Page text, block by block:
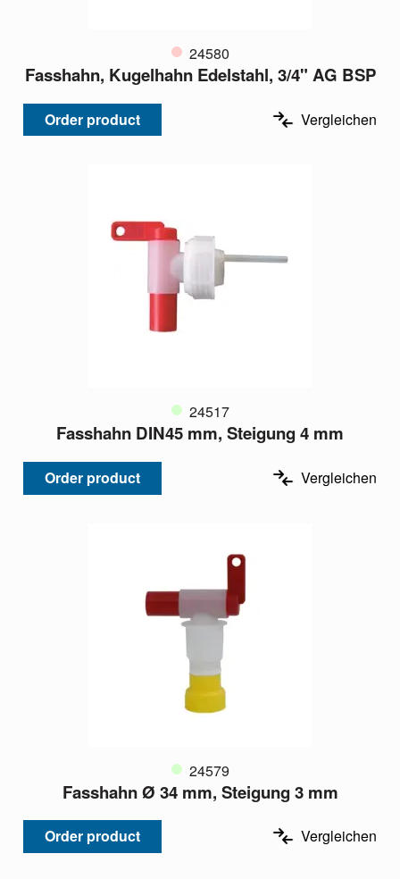
24580
Fasshahn, Kugelhahn Edelstahl, 3/4" AG BSP
Order product Vergleichen
24517
Fasshahn DIN45 mm, Steigung 4 mm
Order product Vergleichen
24579
Fasshahn Ø 34 mm, Steigung 3 mm
Order product Vergleichen